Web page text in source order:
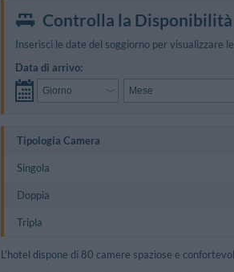
Controlla la Disponibilità
Inserisci le date del soggiorno per visualizzare
Data di arrivo:
Tipologia Camera
Singola
Doppia
Tripla
L'hotel dispone di 80 camere spaziose e